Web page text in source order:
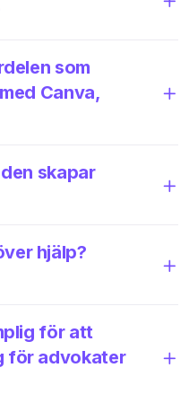
som
Canva,
skapar
hjälp?
för att
för advokater